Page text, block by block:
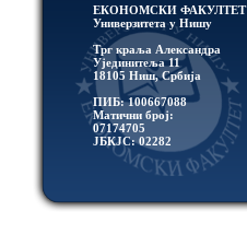
ЕКОНОМСКИ ФАКУЛТЕТ
Универзитетa у Нишу
Трг краља Александра
Ујединитеља 11
18105 Ниш, Србија
ПИБ: 100667088
Матични број:
07174705
ЈБКЈС: 02282